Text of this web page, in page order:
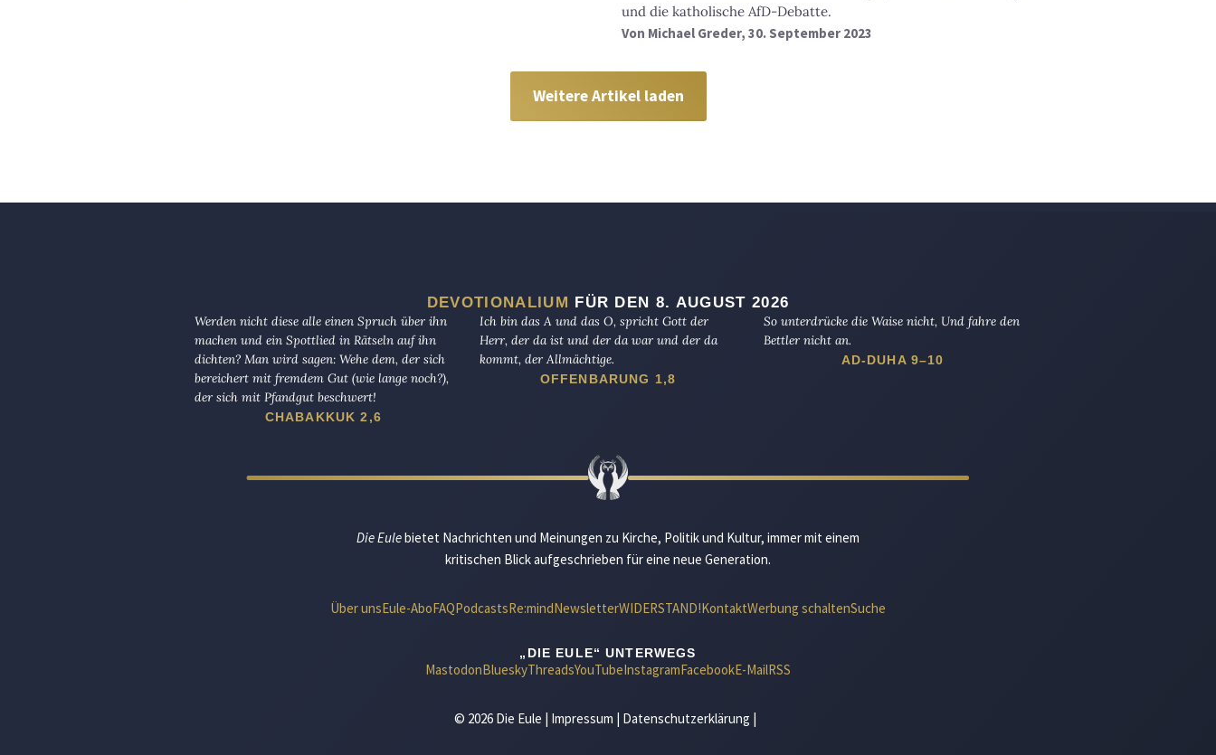
und die katholische AfD-Debatte.
Von Michael Greder, 30. September 2023
Weitere Artikel laden
DEVOTIONALIUM
FÜR DEN 8. AUGUST 2026
Werden nicht diese alle einen Spruch über ihn
machen und ein Spottlied in Rätseln auf ihn
dichten? Man wird sagen: Wehe dem, der sich
bereichert mit fremdem Gut (wie lange noch?),
der sich mit Pfandgut beschwert!
CHABAKKUK 2,6
Ich bin das A und das O, spricht Gott der
Herr, der da ist und der da war und der da
kommt, der Allmächtige.
OFFENBARUNG 1,8
So unterdrücke die Waise nicht, Und fahre den
Bettler nicht an.
AD-DUHA 9–10
Die Eulebietet Nachrichten und Meinungen zu Kirche, Politik und Kultur, immer mit einem
kritischen Blick aufgeschrieben für eine neue Generation.
Über unsEule-AboFAQPodcastsRe:mindNewsletterWIDERSTAND!KontaktWerbung schaltenSuche
„DIE EULE“ UNTERWEGS
MastodonBlueskyThreadsYouTubeInstagramFacebookE-MailRSS
© 2026 Die Eule | Impressum Datenschutzerklärung